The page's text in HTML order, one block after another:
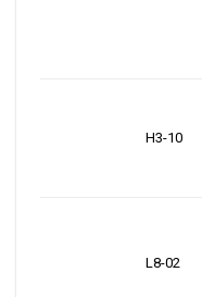
H3-10
L8-02